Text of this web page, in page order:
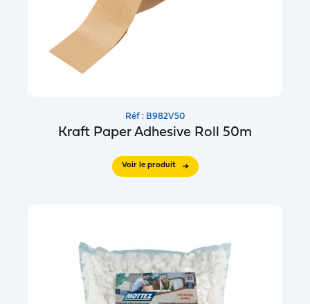
Réf : B982V50
Kraft Paper Adhesive Roll 50m
Voir le produit